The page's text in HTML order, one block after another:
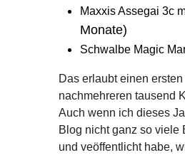
Maxxis Assegai 3c
Monate)
Schwalbe Magic
Das erlaubt einen
nachmehreren tausend
Auch wenn ich dieses
Blog nicht ganz so viele
und veöffentlicht habe,